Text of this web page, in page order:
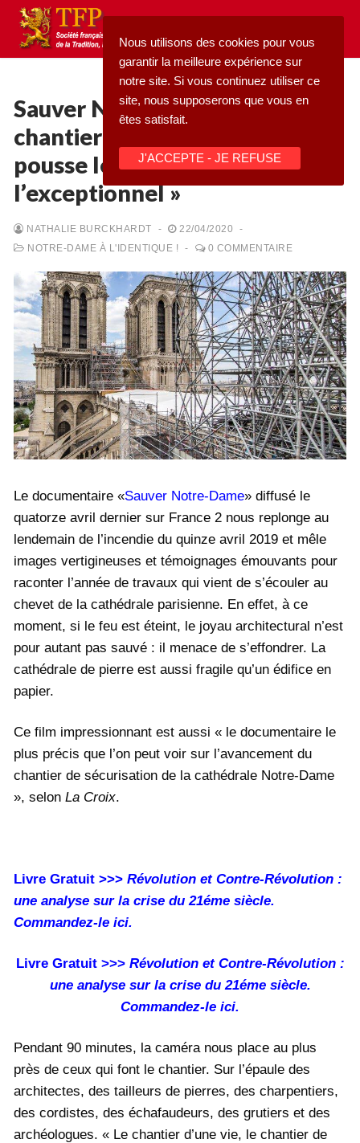
Aller
contenu
Rechercher
:
Accueil
Pétition
Action
Blog
Médiathèque
Sauver Notre-Dame : « Un
chantier hors du commun
pousse les bâtisseurs vers
l’exceptionnel »
NATHALIE BURCKHARDT - 22/04/2020
-
NOTRE-DAME À L'IDENTIQUE ! - 0 COMMENTAIRE
Le documentaire «Sauver Notre-Dame» diffusé le
quatorze avril dernier sur France 2 nous replonge au
lendemain de l’incendie du quinze avril 2019 et mêle
images vertigineuses et témoignages émouvants pour
raconter l’année de travaux qui vient de s’écouler au
chevet de la cathédrale parisienne. En effet, à ce
moment, si le feu est éteint, le joyau architectural n’est
pour autant pas sauvé : il menace de s’effondrer. La
cathédrale de pierre est aussi fragile qu’un édifice en
papier.
Ce film impressionnant est aussi « le documentaire le
plus précis que l’on peut voir sur l’avancement du
chantier de sécurisation de la cathédrale Notre-Dame
», selon La Croix.
Livre Gratuit >>> Révolution et Contre-Révolution :
une analyse sur la crise du 21éme siècle.
Commandez-le ici.
Livre Gratuit >>> Révolution et Contre-Révolution :
une analyse sur la crise du 21éme siècle.
Commandez-le ici.
Pendant 90 minutes, la caméra nous place au plus
près de ceux qui font le chantier. Sur l’épaule des
architectes, des tailleurs de pierres, des charpentiers,
des cordistes, des échafaudeurs, des grutiers et des
archéologues. « Le chantier d’une vie, le chantier de
Nous utilisons des cookies pour vous
garantir la meilleure expérience sur
notre site. Si vous continuez utiliser ce
site, nous supposerons que vous en
êtes satisfait.
J'ACCEPTE - JE REFUSE